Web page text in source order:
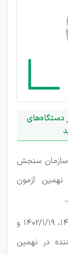
دستگاه‌های
سازمان سنجش
آزمون
پیرو اطلاعیه‌های مورخ ۱۴۰۱/۶/۱۵، ۱۴۰۱/۹/۱۵، ۱۴۰۲/۱/۱۹ و
کننده در نهمین